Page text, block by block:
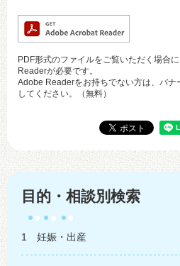
PDF形式のファイルをご覧いただく場合
Readerが必要です。
Adobe Readerをお持ちでない方は、バナ
してください。（無料）
目的・相談別検索
1 妊娠・出産